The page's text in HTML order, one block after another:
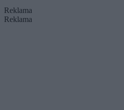
Reklama
Reklama